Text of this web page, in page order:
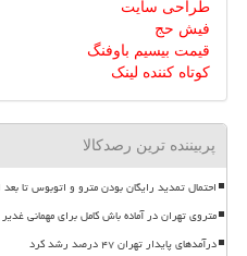
طراحی سایت
فیش حج
قیمت بیسیم باوفنگ
کوتاه کننده لینک
پربیننده ترین رصدکالا
احتمال تمدید رایگان بودن مترو و اتوبوس تا
متروی تهران در آماده باش کامل برای مهمانی غدیر
درآمدهای پایدار تهران ۴۷ درصد رشد کرد